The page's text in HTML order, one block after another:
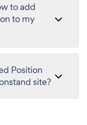
to add
to my
Position
site?